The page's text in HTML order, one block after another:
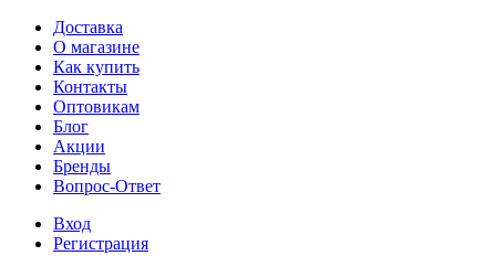
Доставка
О магазине
Как купить
Контакты
Оптовикам
Блог
Акции
Бренды
Вопрос-Ответ
Вход
Регистрация